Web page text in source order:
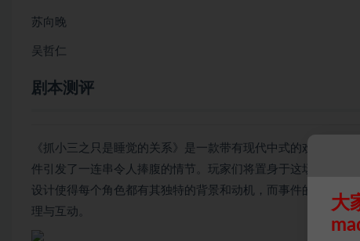
苏向晚
吴哲仁
剧本测评
《抓小三之只是睡觉的关系》是一款带有现代中式的欢乐和机
件引发了一连串令人捧腹的情节。玩家们将置身于这场充满戏
设计使得每个角色都有其独特的背景和动机，而事件的推动则
理与互动。
大